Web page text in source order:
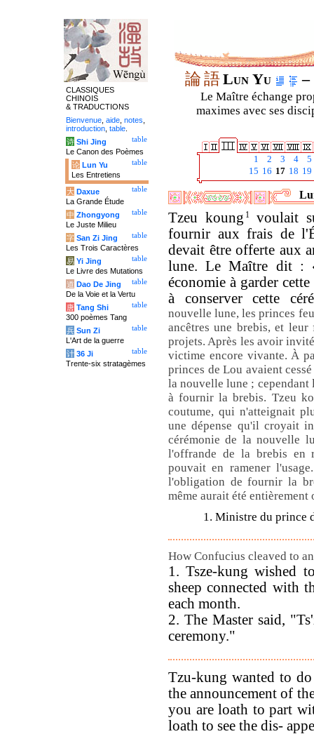
論語Lun Yu –
Le Maître échange
maximes avec ses
1 2 3 4
5
15 16 17 18 19
Tzeu koung 1voulait
fournir aux frais de
devait être offerte aux
lune. Le Maître dit :
économie à garder
à conserver cette
nouvelle lune, les princes
ancêtres une brebis, et
projets. Après les avoir
victime encore vivante. À
princes de Lou avaient
la nouvelle lune ;
à fournir la brebis. Tzeu
coutume, qui n'atteignait
une dépense qu'il croyait
cérémonie de la nouvelle
l'offrande de la brebis en
pouvait en ramener
l'obligation de fournir la
même aurait été
1. Ministre du prince
How Confucius cleaved to
1. Tsze-kung wished
sheep connected with
each month.
2. The Master said,
ceremony."
Tzu-kung wanted to
the announcement of
you are loath to part
loath to see the dis-
CLASSIQUES
CHINOIS
& TRADUCTIONS
Bienvenue aide notes
introduction table
table
诗 Shi Jing
Le Canon des Poèmes
table
论 Lun Yu
Les Entretiens
table
大 Daxue
La Grande Étude
table
中 Zhongyong
Le Juste Milieu
table
字 San Zi Jing
Les Trois Caractères
table
易 Yi Jing
Le Livre des Mutations
table
道 Dao De Jing
De la Voie et la Vertu
table
唐 Tang Shi
300 poèmes Tang
table
兵 Sun Zi
L'Art de la guerre
table
计 36 Ji
Trente-six stratagèmes